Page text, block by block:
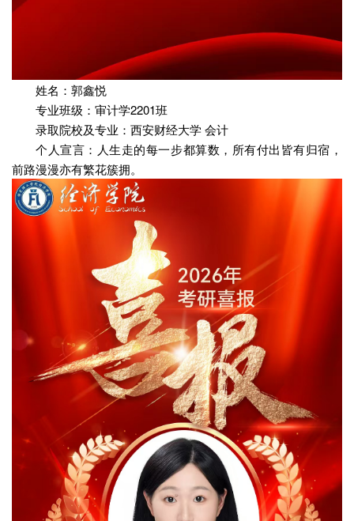
姓名：郭鑫悦
专业班级：审计学2201班
录取院校及专业：西安财经大学 会计
个人宣言：人生走的每一步都算数，所有付出皆有归宿，
前路漫漫亦有繁花簇拥。